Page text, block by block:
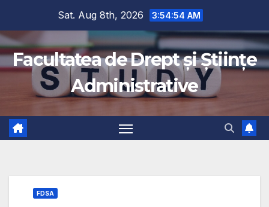
Sat. Aug 8th, 2026 3:54:56 AM
Facultatea de Drept și Științe
Administrative
FDSA